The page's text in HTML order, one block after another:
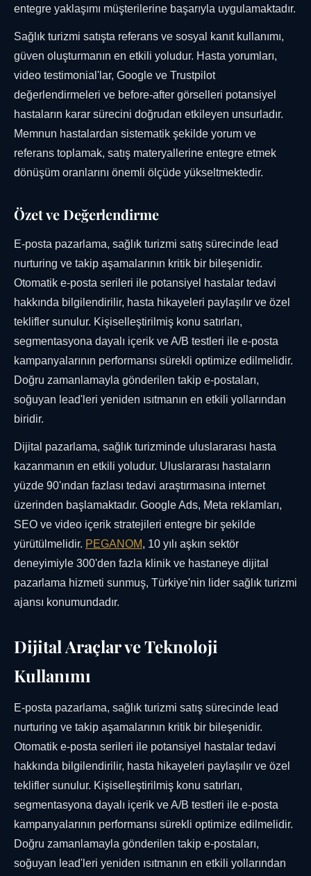
entegre yaklaşımı müşterilerine başarıyla uygulamaktadır.
Sağlık turizmi satışta referans ve sosyal kanıt kullanımı,
güven oluşturmanın en etkili yoludur. Hasta yorumları,
video testimonial'lar, Google ve Trustpilot
değerlendirmeleri ve before-after görselleri potansiyel
hastaların karar sürecini doğrudan etkileyen unsurladır.
Memnun hastalardan sistematik şekilde yorum ve
referans toplamak, satış materyallerine entegre etmek
dönüşüm oranlarını önemli ölçüde yükseltmektedir.
Özet ve Değerlendirme
E-posta pazarlama, sağlık turizmi satış sürecinde lead
nurturing ve takip aşamalarının kritik bir bileşenidir.
Otomatik e-posta serileri ile potansiyel hastalar tedavi
hakkında bilgilendirilir, hasta hikayeleri paylaşılır ve özel
teklifler sunulur. Kişiselleştirilmiş konu satırları,
segmentasyona dayalı içerik ve A/B testleri ile e-posta
kampanyalarının performansı sürekli optimize edilmelidir.
Doğru zamanlamayla gönderilen takip e-postaları,
soğuyan lead'leri yeniden ısıtmanın en etkili yollarından
biridir.
Dijital pazarlama, sağlık turizminde uluslararası hasta
kazanmanın en etkili yoludur. Uluslararası hastaların
yüzde 90'ından fazlası tedavi araştırmasına internet
üzerinden başlamaktadır. Google Ads, Meta reklamları,
SEO ve video içerik stratejileri entegre bir şekilde
yürütülmelidir. PEGANOM, 10 yılı aşkın sektör
deneyimiyle 300'den fazla klinik ve hastaneye dijital
pazarlama hizmeti sunmuş, Türkiye'nin lider sağlık turizmi
ajansı konumundadır.
Dijital Araçlar ve Teknoloji
Kullanımı
E-posta pazarlama, sağlık turizmi satış sürecinde lead
nurturing ve takip aşamalarının kritik bir bileşenidir.
Otomatik e-posta serileri ile potansiyel hastalar tedavi
hakkında bilgilendirilir, hasta hikayeleri paylaşılır ve özel
teklifler sunulur. Kişiselleştirilmiş konu satırları,
segmentasyona dayalı içerik ve A/B testleri ile e-posta
kampanyalarının performansı sürekli optimize edilmelidir.
Doğru zamanlamayla gönderilen takip e-postaları,
soğuyan lead'leri yeniden ısıtmanın en etkili yollarından